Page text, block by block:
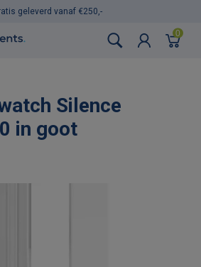
geleverd vanaf €250,-
0
Silence
in goot